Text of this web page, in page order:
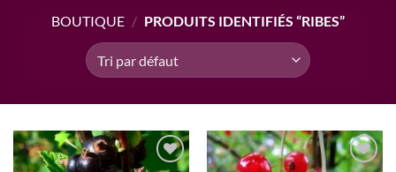
BOUTIQUE / PRODUITS IDENTIFIÉS “RIBES”